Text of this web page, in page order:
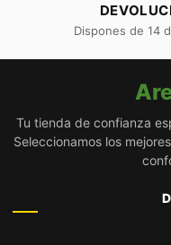
Dispones de 14
Tu tienda de confianza
Seleccionamos los